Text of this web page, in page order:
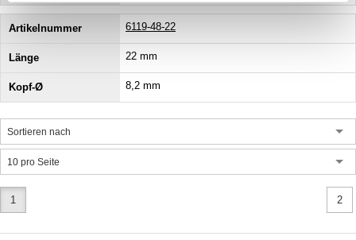
6119-48-22
22 mm
8,2 mm
Sortieren nach
10 pro Seite
1 2